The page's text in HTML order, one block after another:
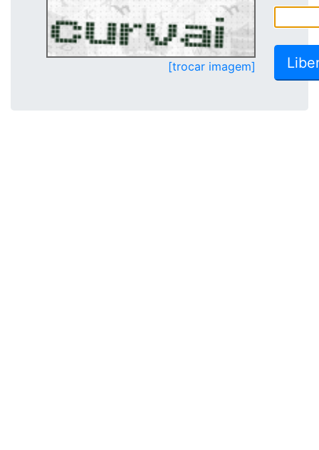
[trocar imagem]